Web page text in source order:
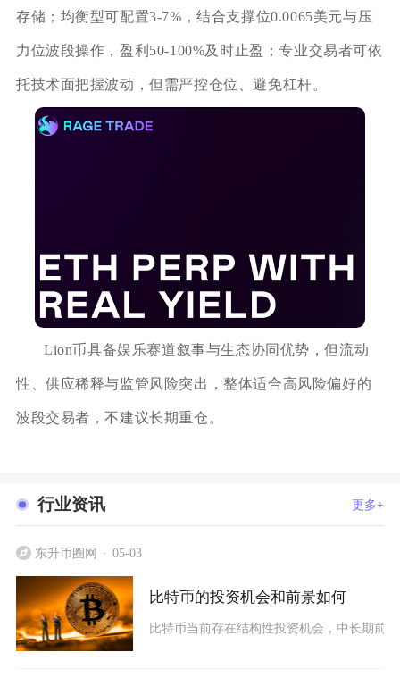
存储；均衡型可配置3-7%，结合支撑位0.0065美元与压
力位波段操作，盈利50-100%及时止盈；专业交易者可依
托技术面把握波动，但需严控仓位、避免杠杆。
Lion币具备娱乐赛道叙事与生态协同优势，但流动
性、供应稀释与监管风险突出，整体适合高风险偏好的
波段交易者，不建议长期重仓。
行业资讯 更多+
东升币圈网 05-03
比特币的投资机会和前景如何
比特币当前存在结构性投资机会，中长期前